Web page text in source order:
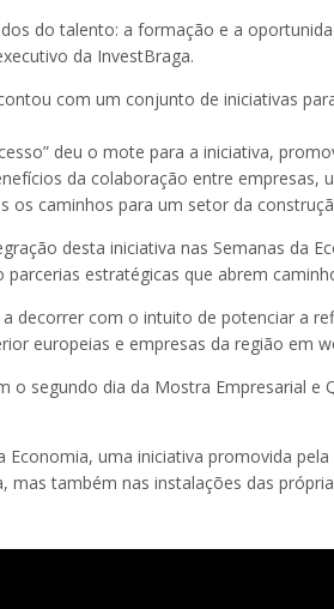
do talento: a formação e a
da InvestBraga.
com um conjunto de iniciativas
deu o mote para a iniciativa,
da colaboração entre empresas,
caminhos para um setor da
desta iniciativa nas Semanas da
estratégicas que abrem
decorrer com o intuito de potenciar a
europeias e empresas da região em
segundo dia da Mostra Empresarial
uma iniciativa promovida
também nas instalações das